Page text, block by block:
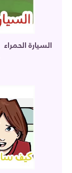
السيارة الحمراء